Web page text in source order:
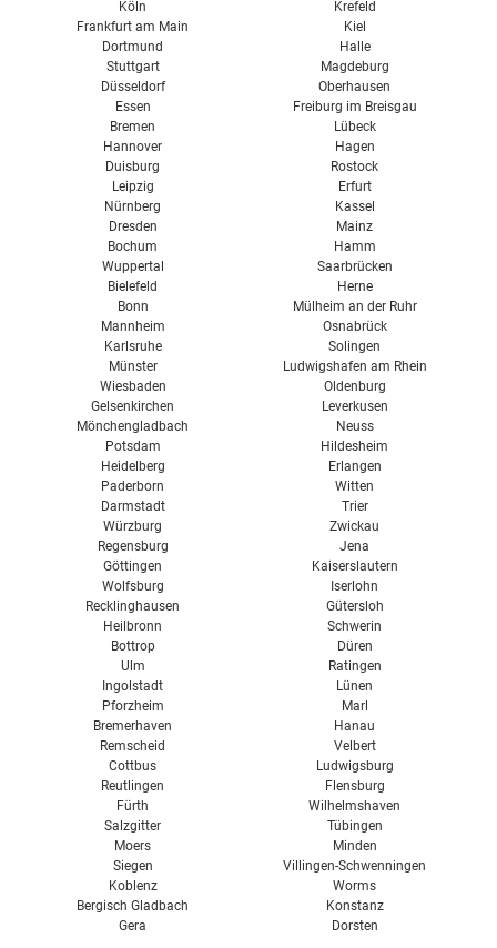
Wohnraumlüftung Kosten
Wohnraumlüftung Test
Vent 4000 CC Bosch
Köln
Frankfurt am Main
Dortmund
Stuttgart
Düsseldorf
Essen
Bremen
Hannover
Duisburg
Leipzig
Nürnberg
Dresden
Bochum
Wuppertal
Bielefeld
Bonn
Mannheim
Karlsruhe
Münster
Wiesbaden
Gelsenkirchen
Mönchengladbach
Krefeld
Kiel
Halle
Magdeburg
Oberhausen
Freiburg im Breisgau
Lübeck
Hagen
Rostock
Erfurt
Kassel
Mainz
Hamm
Saarbrücken
Herne
Mülheim an der Ruhr
Osnabrück
Solingen
Ludwigshafen am Rhein
Oldenburg
Leverkusen
Neuss
Potsdam
Heidelberg
Paderborn
Darmstadt
Würzburg
Regensburg
Göttingen
Wolfsburg
Recklinghausen
Heilbronn
Bottrop
Ulm
Ingolstadt
Pforzheim
Bremerhaven
Remscheid
Cottbus
Reutlingen
Fürth
Salzgitter
Moers
Siegen
Koblenz
Bergisch Gladbach
Gera
Hildesheim
Erlangen
Witten
Trier
Zwickau
Jena
Kaiserslautern
Iserlohn
Gütersloh
Schwerin
Düren
Ratingen
Lünen
Marl
Hanau
Velbert
Ludwigsburg
Flensburg
Wilhelmshaven
Tübingen
Minden
Villingen-Schwenningen
Worms
Konstanz
Dorsten